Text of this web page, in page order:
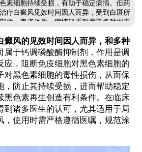
素细胞持续受损，有助于稳定病情。但药
疗白癜风见效时间因人而异，受到白斑所
位、患者体质、病情轻重程度等多种因素
做起，养成健康生活习惯，增强体质，调
疫，缩短治疗疗程。...
风的见效时间因人而异，和多种
属于钙调磷酸酶抑制剂，作用是调
应，阻断免疫细胞对黑色素细胞的
对黑色素细胞的毒性损伤，从而保
，防止其持续受损，进而帮助稳定
黑色素再生创造有利条件。在临床
到诸多医生的认可，尤其适用于局
，使用时需严格遵循医嘱，规范涂